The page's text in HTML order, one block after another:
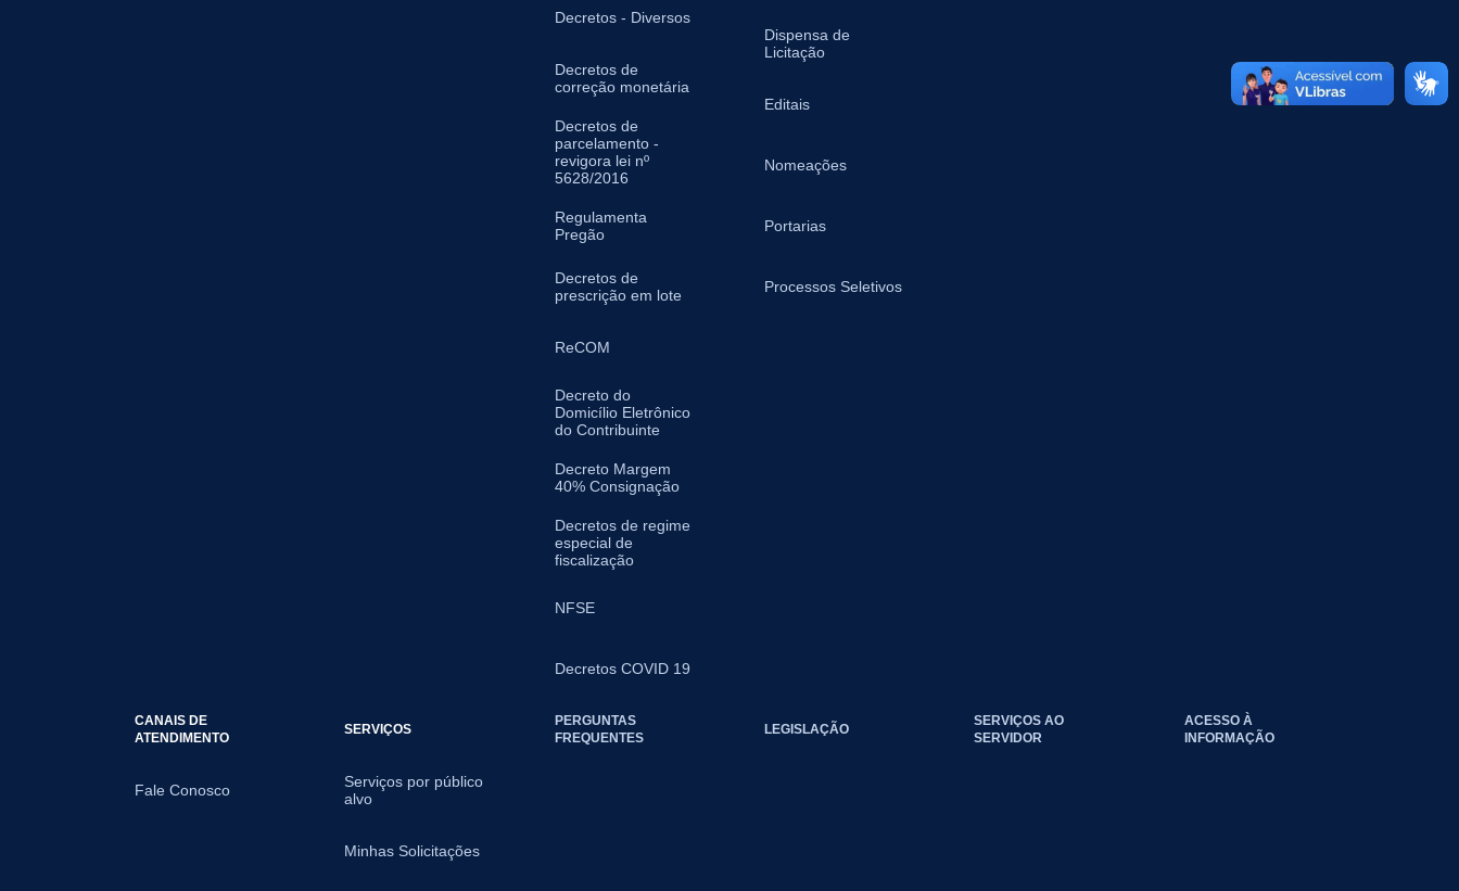
Decretos - Diversos
Decretos de
correção monetária
Decretos de
parcelamento -
revigora lei nº
5628/2016
Regulamenta
Pregão
Decretos de
prescrição em lote
ReCOM
Decreto do
Domicílio Eletrônico
do Contribuinte
Decreto Margem
40% Consignação
Decretos de regime
especial de
fiscalização
NFSE
Decretos COVID 19
Dispensa de
Licitação
Editais
Nomeações
Portarias
Processos Seletivos
CANAIS DE
ATENDIMENTO
Fale Conosco
SERVIÇOS
Serviços por público
alvo
Minhas Solicitações
PERGUNTAS
FREQUENTES
LEGISLAÇÃO
SERVIÇOS AO
SERVIDOR
ACESSO À
INFORMAÇÃO